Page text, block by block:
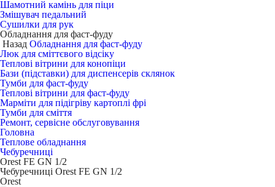
Шамотний камінь для піци
Змішувач педальний
Сушилки для рук
Обладнання для фаст-фуду
Назад Обладнання для фаст-фуду
Люк для сміттєвого відсіку
Теплові вітрини для конопіци
Бази (підставки) для диспенсерів склянок
Тумби для фаст-фуду
Теплові вітрини для фаст-фуду
Марміти для підігріву картоплі фрі
Тумби для сміття
Ремонт, сервісне обслуговування
Головна
Теплове обладнання
Чебуречниці
Orest FE GN 1/2
Чебуречниці Orest FE GN 1/2
Orest